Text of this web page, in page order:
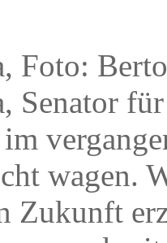
Foto:
Senator
wagen.
Zukunft